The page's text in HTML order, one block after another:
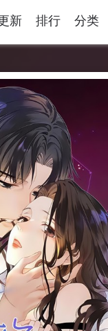
新 排行 分类